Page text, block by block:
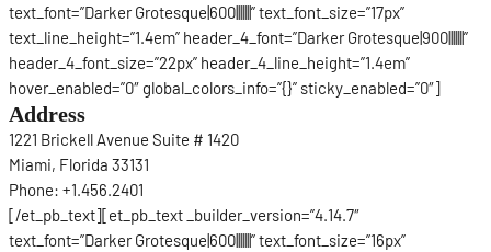
text_font=”Darker Grotesque|600|||||||” text_font_size=”17px”
text_line_height=”1.4em” header_4_font=”Darker Grotesque|900|||||||”
header_4_font_size=”22px” header_4_line_height=”1.4em”
hover_enabled=”0″ global_colors_info=”{}” sticky_enabled=”0″]
Address
1221 Brickell Avenue Suite # 1420
Miami, Florida 33131
Phone: +1.456.2401
[/et_pb_text][et_pb_text _builder_version=”4.14.7″
text_font=”Darker Grotesque|600|||||||” text_font_size=”16px”